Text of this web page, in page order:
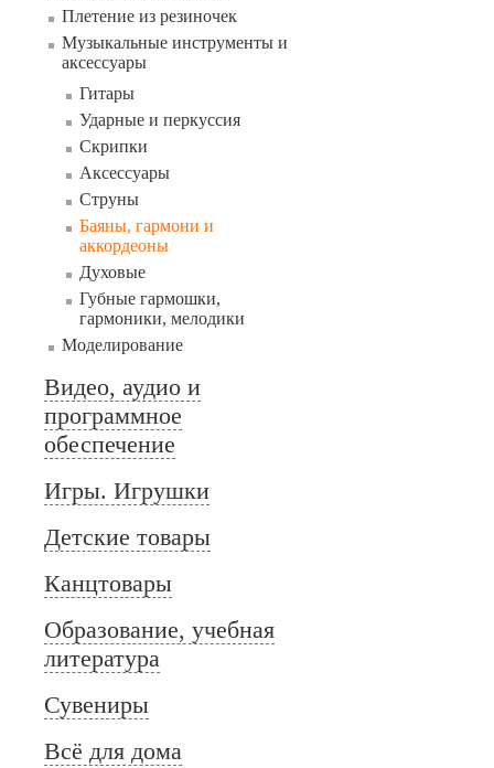
Плетение из резиночек
Музыкальные инструменты и
аксессуары
Гитары
Ударные и перкуссия
Скрипки
Аксессуары
Струны
Баяны, гармони и
аккордеоны
Духовые
Губные гармошки,
гармоники, мелодики
Моделирование
Видео, аудио и
программное
обеспечение
Игры. Игрушки
Детские товары
Канцтовары
Образование, учебная
литература
Сувениры
Всё для дома